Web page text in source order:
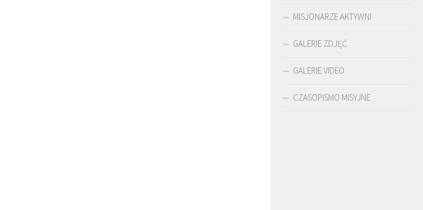
MISJONARZE AKTYWNI
GALERIE ZDJĘĆ
GALERIE VIDEO
CZASOPISMO MISYJNE